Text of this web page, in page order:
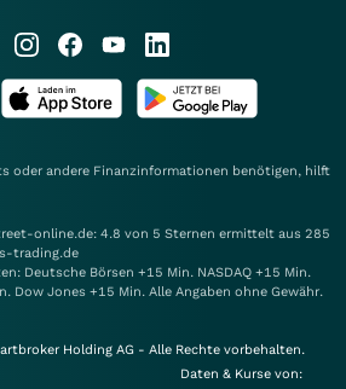
oder andere Finanzinformationen benötigen, hilft
online.de: 4.8 von 5 Sternen ermittelt aus 285
trading.de
Deutsche Börsen +15 Min. NASDAQ +15 Min.
Dow Jones +15 Min. Alle Angaben ohne Gewähr.
Holding AG - Alle Rechte vorbehalten.
Daten & Kurse von: